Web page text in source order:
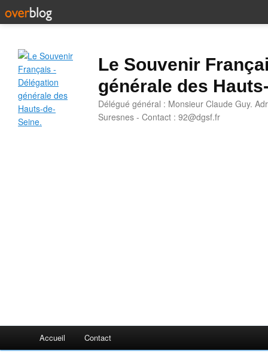
Le Souvenir
générale des
Délégué général : Monsieur Claude Guy.
Suresnes - Contact : 92@dgsf.fr
Accueil Contact